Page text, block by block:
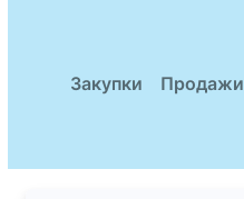
Закупки Продажи